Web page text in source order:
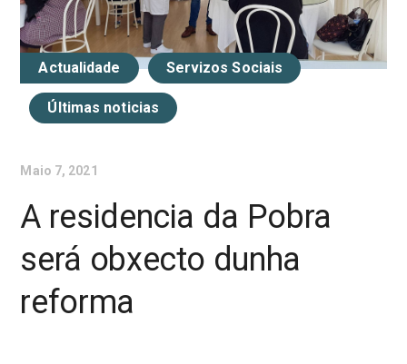
Actualidade Servizos Sociais
Últimas noticias
Maio 7, 2021
A residencia da Pobra
será obxecto dunha
reforma